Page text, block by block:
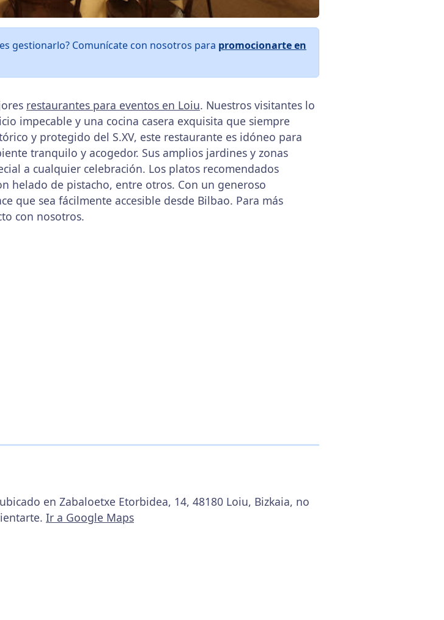
gestionarlo? Comunícate con nosotros para promocionarte en
restaurantes para eventos en Loiu. Nuestros visitantes lo
impecable y una cocina casera exquisita que siempre
y protegido del S.XV, este restaurante es idóneo para
tranquilo y acogedor. Sus amplios jardines y zonas
a cualquier celebración. Los platos recomendados
helado de pistacho, entre otros. Con un generoso
que sea fácilmente accesible desde Bilbao. Para más
con nosotros.
en Zabaloetxe Etorbidea, 14, 48180 Loiu, Bizkaia, no
Ir a Google Maps